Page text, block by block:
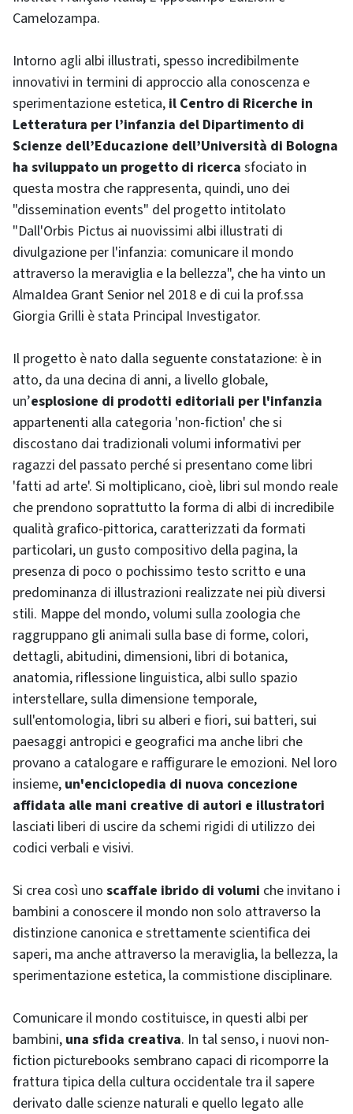
Camelozampa.
Intorno agli albi illustrati, spesso incredibilmente
innovativi in termini di approccio alla conoscenza e
sperimentazione estetica, il Centro di Ricerche in
Letteratura per l’infanzia del Dipartimento di
Scienze dell’Educazione dell’Università di Bologna
ha sviluppato un progetto di ricerca sfociato in
questa mostra che rappresenta, quindi, uno dei
"dissemination events" del progetto intitolato
"Dall'Orbis Pictus ai nuovissimi albi illustrati di
divulgazione per l'infanzia: comunicare il mondo
attraverso la meraviglia e la bellezza", che ha vinto un
AlmaIdea Grant Senior nel 2018 e di cui la prof.ssa
Giorgia Grilli è stata Principal Investigator.
Il progetto è nato dalla seguente constatazione: è in
atto, da una decina di anni, a livello globale,
un’esplosione di prodotti editoriali per l'infanzia
appartenenti alla categoria 'non-fiction' che si
discostano dai tradizionali volumi informativi per
ragazzi del passato perché si presentano come libri
'fatti ad arte'. Si moltiplicano, cioè, libri sul mondo reale
che prendono soprattutto la forma di albi di incredibile
qualità grafico-pittorica, caratterizzati da formati
particolari, un gusto compositivo della pagina, la
presenza di poco o pochissimo testo scritto e una
predominanza di illustrazioni realizzate nei più diversi
stili. Mappe del mondo, volumi sulla zoologia che
raggruppano gli animali sulla base di forme, colori,
dettagli, abitudini, dimensioni, libri di botanica,
anatomia, riflessione linguistica, albi sullo spazio
interstellare, sulla dimensione temporale,
sull'entomologia, libri su alberi e fiori, sui batteri, sui
paesaggi antropici e geografici ma anche libri che
provano a catalogare e raffigurare le emozioni. Nel loro
insieme, un'enciclopedia di nuova concezione
affidata alle mani creative di autori e illustratori
lasciati liberi di uscire da schemi rigidi di utilizzo dei
codici verbali e visivi.
Si crea così uno scaffale ibrido di volumi che invitano i
bambini a conoscere il mondo non solo attraverso la
distinzione canonica e strettamente scientifica dei
saperi, ma anche attraverso la meraviglia, la bellezza, la
sperimentazione estetica, la commistione disciplinare.
Comunicare il mondo costituisce, in questi albi per
bambini, una sfida creativa. In tal senso, i nuovi non-
fiction picturebooks sembrano capaci di ricomporre la
frattura tipica della cultura occidentale tra il sapere
derivato dalle scienze naturali e quello legato alle